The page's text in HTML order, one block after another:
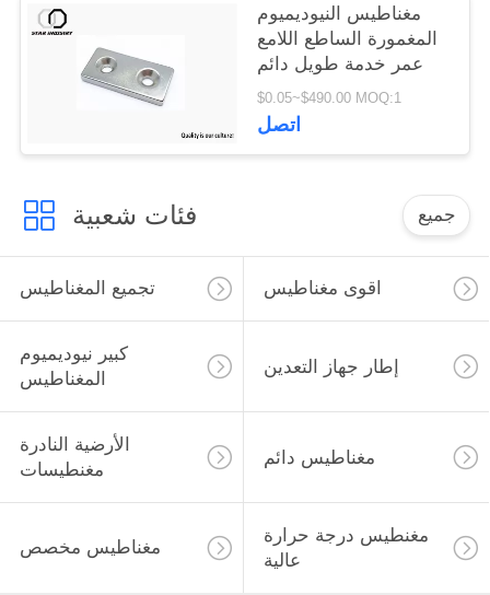
مغناطيس النيوديميوم
المغمورة الساطع اللامع
عمر خدمة طويل دائم
$0.05~$490.00 MOQ:1
اتصل
فئات شعبية جميع
تجميع المغناطيس اقوى مغناطيس
كبير نيوديميوم
المغناطيس
إطار جهاز التعدين
الأرضية النادرة
مغنطيسات
مغناطيس دائم
مغناطيس مخصص
مغنطيس درجة حرارة
عالية